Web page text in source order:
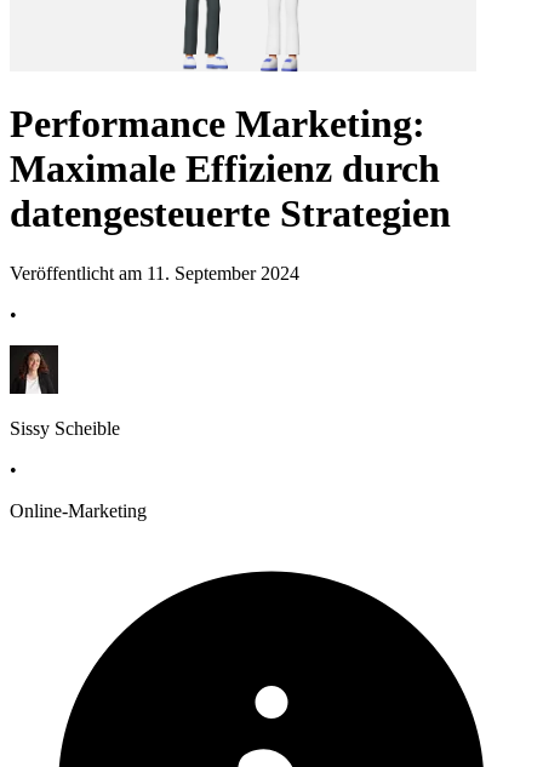
Performance Marketing:
Maximale Effizienz durch
datengesteuerte Strategien
Veröffentlicht am 11. September 2024
•
Sissy Scheible
•
Online-Marketing